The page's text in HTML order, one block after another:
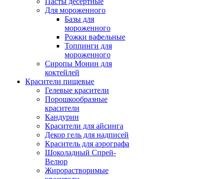
Для мороженного
Базы для
мороженного
Рожки вафельные
Топпинги для
мороженного
Сиропы Монин для
коктейлей
Красители пищевые
Гелевые красители
Порошкообразные
красители
Кандурин
Красители для айсинга
Декор гель для надписей
Краситель для аэрографа
Шоколадный Спрей-
Велюр
Жирорастворимые